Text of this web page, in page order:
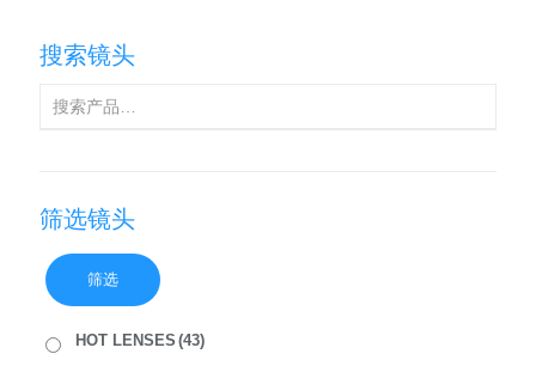
搜索镜头
筛选镜头
筛选
HOT LENSES (43)